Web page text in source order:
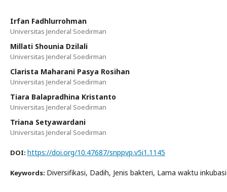
Irfan Fadhlurrohman
Universitas Jenderal Soedirman
Millati Shounia Dzilali
Universitas Jenderal Soedirman
Clarista Maharani Pasya Rosihan
Universitas Jenderal Soedirman
Tiara Balapradhina Kristanto
Universitas Jenderal Soedirman
Triana Setyawardani
Universitas Jenderal Soedirman
DOI: https://doi.org/10.47687/snppvp.v5i1.1145
Keywords: Diversifikasi, Dadih, Jenis bakteri, Lama waktu inkubasi